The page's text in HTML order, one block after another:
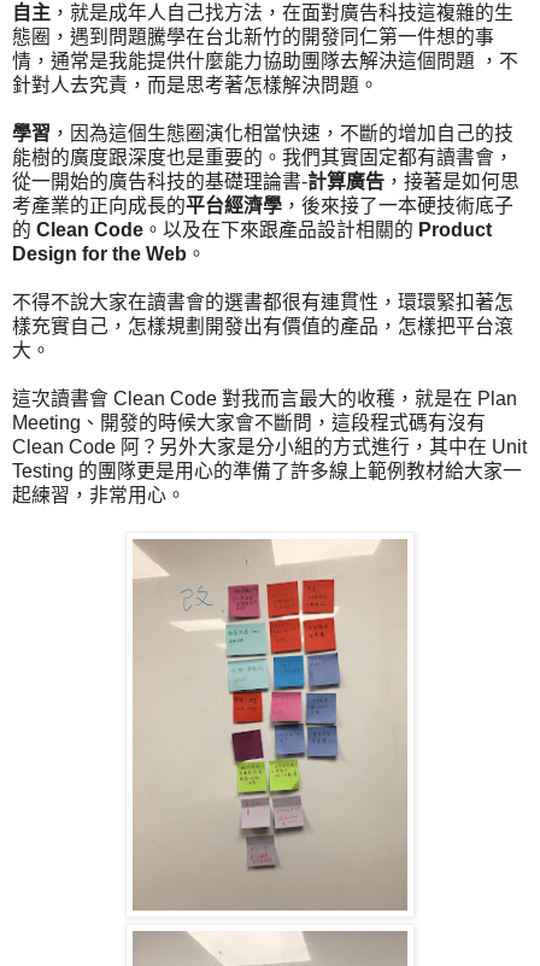
自主 ，就是成年人自己找方法，在面對廣告科技這複雜的生
態圈，遇到問題騰學在台北新竹的開發同仁第一件想的事
情，通常是我能提供什麼能力協助團隊去解決這個問題 ，不
針對人去究責，而是思考著怎樣解決問題。
學習 ，因為這個生態圈演化相當快速，不斷的增加自己的技
能樹的廣度跟深度也是重要的。我們其實固定都有讀書會，
從一開始的廣告科技的基礎理論書-計算廣告 ，接著是如何思
考產業的正向成長的平台經濟學 ，後來接了一本硬技術底子
的 Clean Code 。以及在下來跟產品設計相關的 Product
Design for the Web 。
不得不說大家在讀書會的選書都很有連貫性，環環緊扣著怎
樣充實自己，怎樣規劃開發出有價值的產品，怎樣把平台滾
大。
這次讀書會 Clean Code 對我而言最大的收穫，就是在 Plan
Meeting、開發的時候大家會不斷問，這段程式碼有沒有
Clean Code 阿？另外大家是分小組的方式進行，其中在 Unit
Testing 的團隊更是用心的準備了許多線上範例教材給大家一
起練習，非常用心。